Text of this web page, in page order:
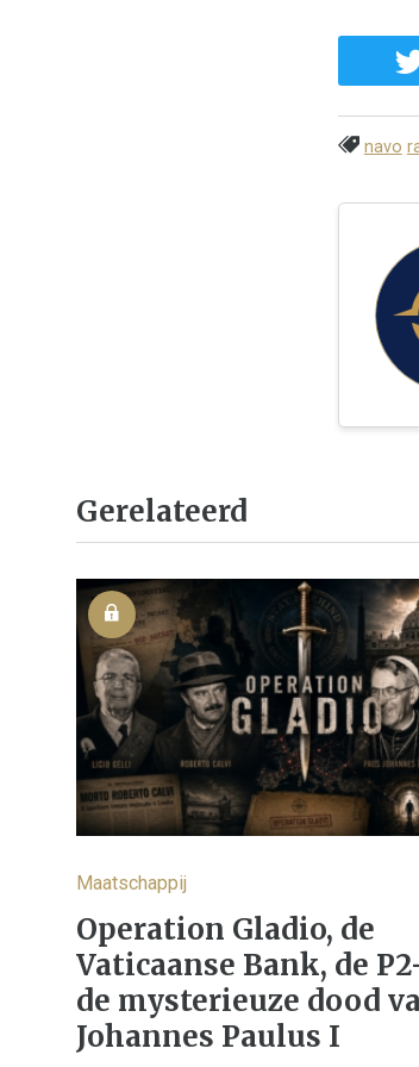
navo
Gerelateerd
Maatschappij
Operation Gladio, de
Vaticaanse Bank, de
de mysterieuze dood
Johannes Paulus I